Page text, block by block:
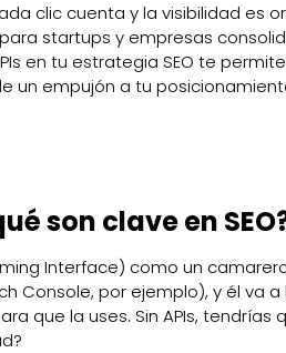
clic cuenta y la visibilidad es
startups y empresas
en tu estrategia SEO te
un empujón a tu
son clave en
Interface) como un
Console, por ejemplo), y él va
que la uses. Sin APIs, tendrías